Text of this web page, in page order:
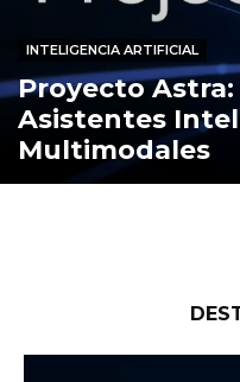
INTELIGENCIA ARTIFICIAL
Proyecto Astra:
Asistentes
Multimodales